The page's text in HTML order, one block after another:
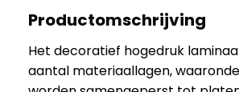
Productomschrijving
Het decoratief hogedruk
aantal materiaallagen,